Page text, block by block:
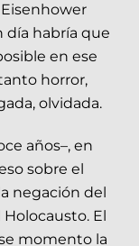
día habría que
en ese
horror,
olvidada.
años–, en
sobre el
negación del
El
momento la